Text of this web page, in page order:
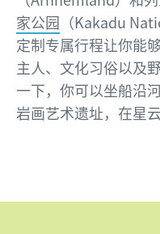
家公园 （Kakadu
定制专属行程让你能
主人、文化习俗以及
一下，你可以坐船沿
岩画艺术遗址，在星